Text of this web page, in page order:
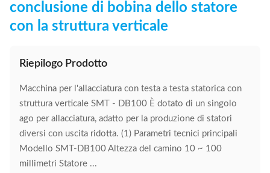
conclusione di bobina dello statore
con la struttura verticale
Riepilogo Prodotto
Macchina per l'allacciatura con testa a testa statorica con
struttura verticale SMT - DB100 È dotato di un singolo
ago per allacciatura, adatto per la produzione di statori
diversi con uscita ridotta. (1) Parametri tecnici principali
Modello SMT-DB100 Altezza del camino 10 ~ 100
millimetri Statore ...